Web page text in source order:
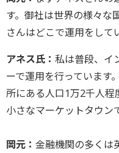
す。御社は世界の様々な
さんはどこで運用をして
アネス氏： 私は普段、イ
ーで運用を行っています
所にある人口1万2千人程
小さなマーケットタウン
岡元： 金融機関の多くは